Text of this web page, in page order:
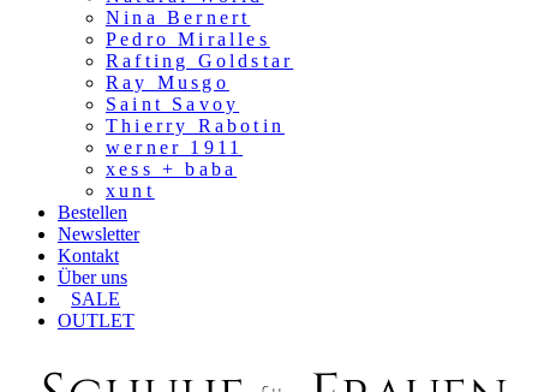
Nina Bernert
Pedro Miralles
Rafting Goldstar
Ray Musgo
Saint Savoy
Thierry Rabotin
werner 1911
xess + baba
xunt
Bestellen
Newsletter
Kontakt
Über uns
SALE
OUTLET
SCHUHE FÜR FRAUEN